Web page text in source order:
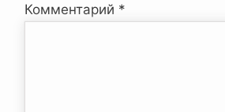
Комментарий *